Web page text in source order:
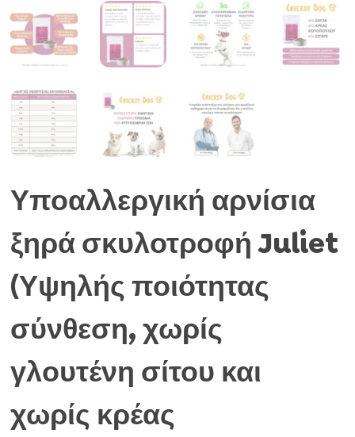
Υποαλλεργική αρνίσια
ξηρά σκυλοτροφή Juliet
(Υψηλής ποιότητας
σύνθεση, χωρίς
γλουτένη σίτου και
χωρίς κρέας